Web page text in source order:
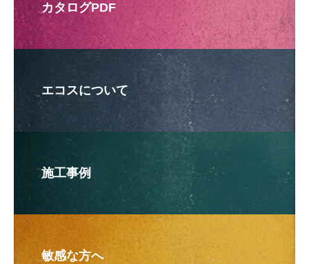
カタログPDF
エコスについて
施工事例
敏感な方へ